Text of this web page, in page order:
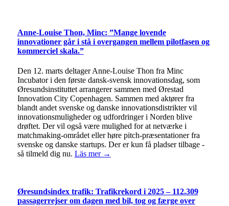
Anne-Louise Thon, Minc: ”Mange lovende
innovationer går i stå i overgangen mellem pilotfasen og
kommerciel skala.”
Den 12. marts deltager Anne-Louise Thon fra Minc
Incubator i den første dansk-svensk innovationsdag, som
Øresundsinstituttet arrangerer sammen med Ørestad
Innovation City Copenhagen. Sammen med aktører fra
blandt andet svenske og danske innovationsdistrikter vil
innovationsmuligheder og udfordringer i Norden blive
drøftet. Der vil også være mulighed for at netværke i
matchmaking-området eller høre pitch-præsentationer fra
svenske og danske startups. Der er kun få pladser tilbage -
så tilmeld dig nu. Läs mer →
Øresundsindex trafik: Trafikrekord i 2025 – 112.309
passagerrejser om dagen med bil, tog og færge over